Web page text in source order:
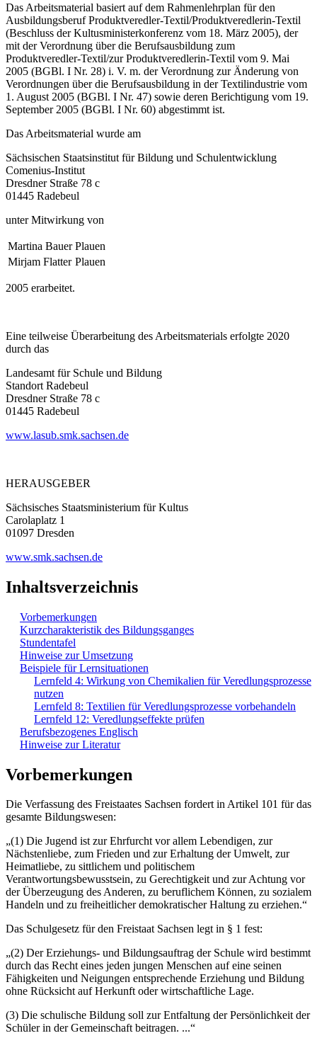
Das Arbeitsmaterial basiert auf dem Rahmenlehrplan für den
Ausbildungsberuf Produktveredler-Textil/Produktveredlerin-Textil
(Beschluss der Kultusministerkonferenz vom 18. März 2005), der
mit der Verordnung über die Berufsausbildung zum
Produktveredler-Textil/zur Produktveredlerin-Textil vom 9. Mai
2005 (BGBl. I Nr. 28) i. V. m. der Verordnung zur Änderung von
Verordnungen über die Berufsausbildung in der Textilindustrie vom
1. August 2005 (BGBl. I Nr. 47) sowie deren Berichtigung vom 19.
September 2005 (BGBl. I Nr. 60) abgestimmt ist.
Das Arbeitsmaterial wurde am
Sächsischen Staatsinstitut für Bildung und Schulentwicklung
Comenius-Institut
Dresdner Straße 78 c
01445 Radebeul
unter Mitwirkung von
Martina Bauer Plauen
Mirjam Flatter Plauen
2005 erarbeitet.
Eine teilweise Überarbeitung des Arbeitsmaterials erfolgte 2020
durch das
Landesamt für Schule und Bildung
Standort Radebeul
Dresdner Straße 78 c
01445 Radebeul
www.lasub.smk.sachsen.de
HERAUSGEBER
Sächsisches Staatsministerium für Kultus
Carolaplatz 1
01097 Dresden
www.smk.sachsen.de
Inhaltsverzeichnis
Vorbemerkungen
Kurzcharakteristik des Bildungsganges
Stundentafel
Hinweise zur Umsetzung
Beispiele für Lernsituationen
Lernfeld 4: Wirkung von Chemikalien für Veredlungsprozesse
nutzen
Lernfeld 8: Textilien für Veredlungsprozesse vorbehandeln
Lernfeld 12: Veredlungseffekte prüfen
Berufsbezogenes Englisch
Hinweise zur Literatur
Vorbemerkungen
Die Verfassung des Freistaates Sachsen fordert in Artikel 101 für das
gesamte Bildungswesen:
„(1) Die Jugend ist zur Ehrfurcht vor allem Lebendigen, zur
Nächstenliebe, zum Frieden und zur Erhaltung der Umwelt, zur
Heimatliebe, zu sittlichem und politischem
Verantwortungsbewusstsein, zu Gerechtigkeit und zur Achtung vor
der Überzeugung des Anderen, zu beruflichem Können, zu sozialem
Handeln und zu freiheitlicher demokratischer Haltung zu erziehen.“
Das Schulgesetz für den Freistaat Sachsen legt in § 1 fest:
„(2) Der Erziehungs- und Bildungsauftrag der Schule wird bestimmt
durch das Recht eines jeden jungen Menschen auf eine seinen
Fähigkeiten und Neigungen entsprechende Erziehung und Bildung
ohne Rücksicht auf Herkunft oder wirtschaftliche Lage.
(3) Die schulische Bildung soll zur Entfaltung der Persönlichkeit der
Schüler in der Gemeinschaft beitragen. ...“